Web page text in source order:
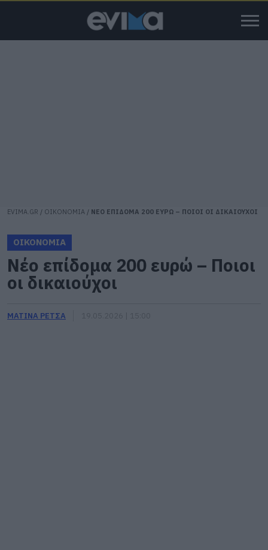
EVIMA.GR / ΟΙΚΟΝΟΜΙΑ / ΝΕΟ ΕΠΙΔΟΜΑ 200 ΕΥΡΩ – ΠΟΙΟΙ ΟΙ ΔΙΚΑΙΟΥΧΟΙ
ΟΙΚΟΝΟΜΙΑ
Νέο επίδομα 200 ευρώ – Ποιοι
οι δικαιούχοι
ΜΑΤΙΝΑ ΡΕΤΣΑ